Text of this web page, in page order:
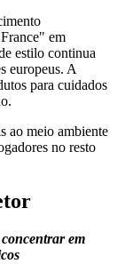
em
estilo continua
europeus. A
para cuidados
​​ao meio ambiente
no resto
concentrar em